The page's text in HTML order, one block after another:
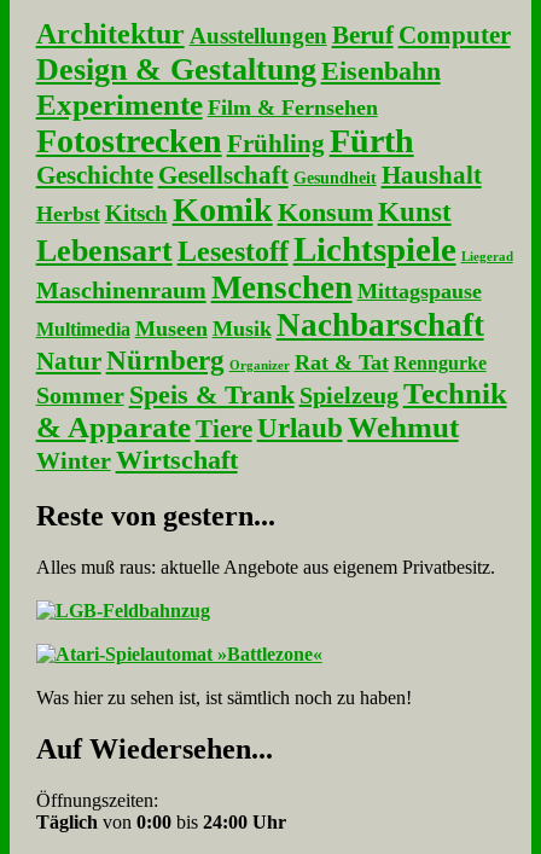
Architektur Ausstellungen Beruf Computer
Design & GestaltungEisenbahn
Experimente Film & Fernsehen
Fotostrecken Frühling Fürth
Geschichte Gesellschaft Gesundheit Haushalt
Herbst Kitsch Komik KonsumKunst
LebensartLesestoffLichtspiele Liegerad
Maschinenraum Menschen Mittagspause
Multimedia Museen Musik Nachbarschaft
NaturNürnberg Organizer Rat & Tat Renngurke
Sommer Speis & Trank Spielzeug Technik
& Apparate Tiere UrlaubWehmut
Winter Wirtschaft
Re­ste von ge­stern...
Alles muß raus: aktuelle An­ge­bo­te aus eigenem Privatbesitz.
Was hier zu sehen ist, ist sämt­lich noch zu haben!
Auf Wie­der­se­hen...
Öffnungszeiten:
Täglich von 0:00bis 24:00 Uhr